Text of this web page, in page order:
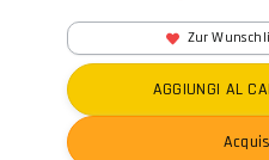
Zur
AGGIUNGI AL